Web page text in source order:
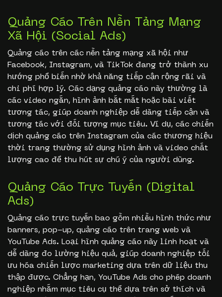
Quảng Cáo Trên Nền Tảng Mạng
Xã Hội (Social Ads)
Quảng cáo trên các nền tảng mạng xã hội như
Facebook, Instagram, và TikTok đang trở thành xu
hướng phổ biến nhờ khả năng tiếp cận rộng rãi và
chi phí hợp lý. Các dạng quảng cáo này thường là
các video ngắn, hình ảnh bắt mắt hoặc bài viết
tương tác, giúp doanh nghiệp dễ dàng tiếp cận và
tương tác với đối tượng mục tiêu. Ví dụ, các chiến
dịch quảng cáo trên Instagram của các thương hiệu
thời trang thường sử dụng hình ảnh và video chất
lượng cao để thu hút sự chú ý của người dùng.
Quảng Cáo Trực Tuyến (Digital
Ads)
Quảng cáo trực tuyến bao gồm nhiều hình thức như
banners, pop-up, quảng cáo trên trang web và
YouTube Ads. Loại hình quảng cáo này linh hoạt và
dễ dàng đo lường hiệu quả, giúp doanh nghiệp tối
ưu hóa chiến lược marketing dựa trên dữ liệu thu
thập được. Chẳng hạn, YouTube Ads cho phép doanh
nghiệp nhắm mục tiêu cụ thể dựa trên sở thích và